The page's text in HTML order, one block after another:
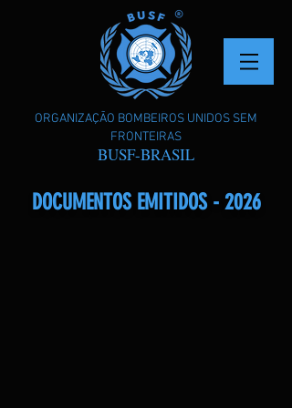
ORGANIZAÇÃO BOMBEIROS UNIDOS SEM
FRONTEIRAS
BUSF-BRASIL
DOCUMENTOS EMITIDOS - 2026